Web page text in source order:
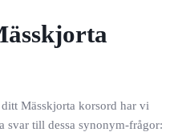
Mässkjorta korsord har vi
svar till dessa synonym-frågor: